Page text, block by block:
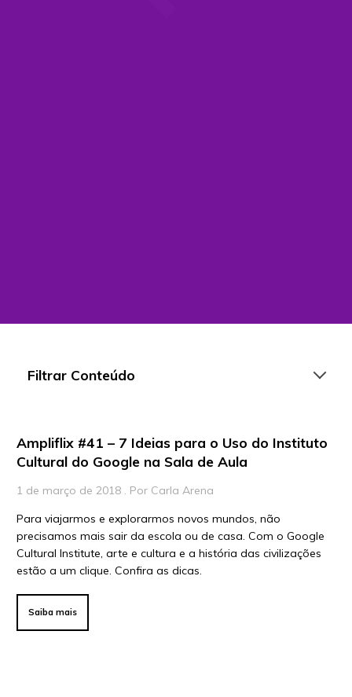
Filtrar Conteúdo
Artigos
Para Educadores
Para Instituições
Para Líderes
Ampliflix #41 – 7 Ideias para o Uso do Instituto
Cultural do Google na Sala de Aula
1 de março de 2018 . Por Carla Arena
Para viajarmos e explorarmos novos mundos, não
precisamos mais sair da escola ou de casa. Com o Google
Cultural Institute, arte e cultura e a história das civilizações
estão a um clique. Confira as dicas.
Saiba mais